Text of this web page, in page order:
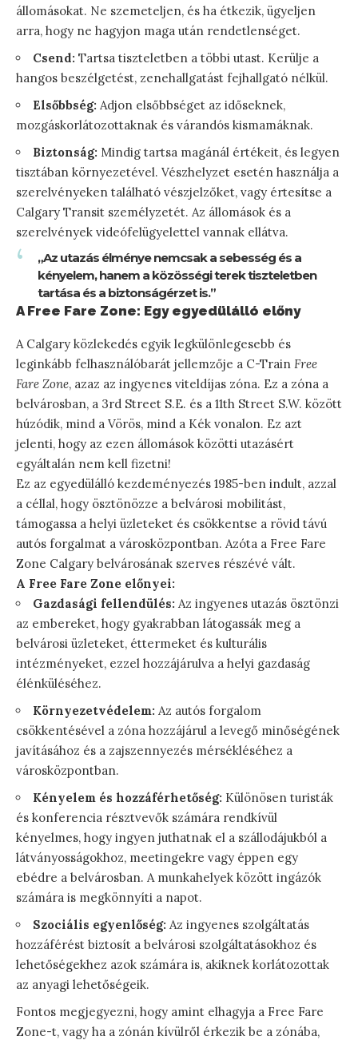
állomásokat. Ne szemeteljen, és ha étkezik, ügyeljen
arra, hogy ne hagyjon maga után rendetlenséget.
Csend: Tartsa tiszteletben a többi utast. Kerülje a
hangos beszélgetést, zenehallgatást fejhallgató nélkül.
Elsőbbség: Adjon elsőbbséget az időseknek,
mozgáskorlátozottaknak és várandós kismamáknak.
Biztonság: Mindig tartsa magánál értékeit, és legyen
tisztában környezetével. Vészhelyzet esetén használja a
szerelvényeken található vészjelzőket, vagy értesítse a
Calgary Transit személyzetét. Az állomások és a
szerelvények videófelügyelettel vannak ellátva.
„Az utazás élménye nemcsak a sebesség és a
kényelem, hanem a közösségi terek tiszteletben
tartása és a biztonságérzet is.”
A Free Fare Zone: Egy egyedülálló előny
A Calgary közlekedés egyik legkülönlegesebb és
leginkább felhasználóbarát jellemzője a C-Train Free
Fare Zone, azaz az ingyenes viteldíjas zóna. Ez a zóna a
belvárosban, a 3rd Street S.E. és a 11th Street S.W. között
húzódik, mind a Vörös, mind a Kék vonalon. Ez azt
jelenti, hogy az ezen állomások közötti utazásért
egyáltalán nem kell fizetni!
Ez az egyedülálló kezdeményezés 1985-ben indult, azzal
a céllal, hogy ösztönözze a belvárosi mobilitást,
támogassa a helyi üzleteket és csökkentse a rövid távú
autós forgalmat a városközpontban. Azóta a Free Fare
Zone Calgary belvárosának szerves részévé vált.
A Free Fare Zone előnyei:
Gazdasági fellendülés: Az ingyenes utazás ösztönzi
az embereket, hogy gyakrabban látogassák meg a
belvárosi üzleteket, éttermeket és kulturális
intézményeket, ezzel hozzájárulva a helyi gazdaság
élénküléséhez.
Környezetvédelem: Az autós forgalom
csökkentésével a zóna hozzájárul a levegő minőségének
javításához és a zajszennyezés mérsékléséhez a
városközpontban.
Kényelem és hozzáférhetőség: Különösen turisták
és konferencia résztvevők számára rendkívül
kényelmes, hogy ingyen juthatnak el a szállodájukból a
látványosságokhoz, meetingekre vagy éppen egy
ebédre a belvárosban. A munkahelyek között ingázók
számára is megkönnyíti a napot.
Szociális egyenlőség: Az ingyenes szolgáltatás
hozzáférést biztosít a belvárosi szolgáltatásokhoz és
lehetőségekhez azok számára is, akiknek korlátozottak
az anyagi lehetőségeik.
Fontos megjegyezni, hogy amint elhagyja a Free Fare
Zone-t, vagy ha a zónán kívülről érkezik be a zónába,